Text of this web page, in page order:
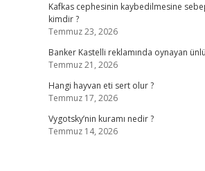
Kafkas cephesinin kaybedilmesine
kimdir ?
Temmuz 23, 2026
Banker Kastelli reklamında oynayan
Temmuz 21, 2026
Hangi hayvan eti sert olur ?
Temmuz 17, 2026
Vygotsky’nin kuramı nedir ?
Temmuz 14, 2026